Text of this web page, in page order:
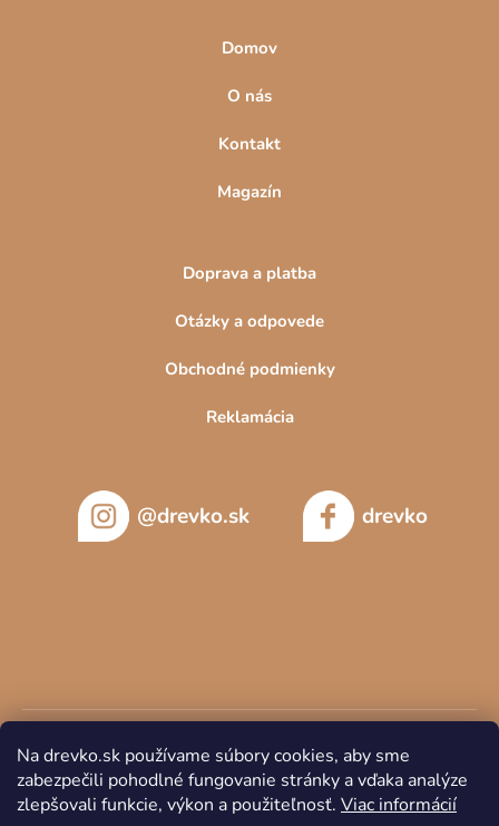
Na drevko.sk používame súbory cookies, aby sme
zabezpečili pohodlné fungovanie stránky a vďaka analýze
zlepšovali funkcie, výkon a použiteľnosť. Viac informácií
Domov
O nás
Kontakt
Magazín
Doprava a platba
Otázky a odpovede
Obchodné podmienky
Reklamácia
@drevko.sk drevko